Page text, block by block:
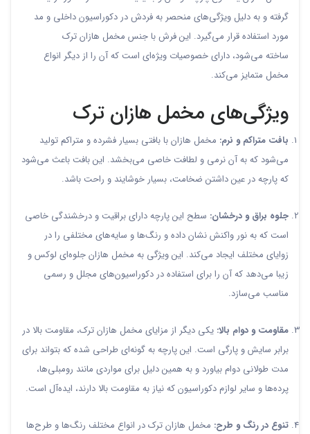
گرفته و به دلیل ویژگی‌های منحصر به فردش در دکوراسیون داخلی و مد
مورد استفاده قرار می‌گیرد. این فرش با جنس مخمل هازان ترک
ساخته می‌شود، دارای خصوصیات ویژه‌ای است که آن را از دیگر انواع
مخمل متمایز می‌کند.
ویژگی‌های مخمل هازان ترک
بافت متراکم و نرم: مخمل هازان با بافتی بسیار فشرده و متراکم تولید
می‌شود که به آن نرمی و لطافت خاصی می‌بخشد. این بافت باعث می‌شود
که پارچه در عین داشتن ضخامت، بسیار خوشایند و راحت باشد.
جلوه براق و درخشان: سطح این پارچه دارای براقیت و درخشندگی خاصی
است که به نور واکنش نشان داده و رنگ‌ها و سایه‌های مختلفی را در
زوایای مختلف ایجاد می‌کند. این ویژگی به مخمل هازان جلوه‌ای لوکس و
زیبا می‌دهد که آن را برای استفاده در دکوراسیون‌های مجلل و رسمی
مناسب می‌سازد.
مقاومت و دوام بالا: یکی دیگر از مزایای مخمل هازان ترک، مقاومت بالا در
برابر سایش و پارگی است. این پارچه به گونه‌ای طراحی شده که بتواند برای
مدت طولانی دوام بیاورد و به همین دلیل برای مواردی مانند رومبلی‌ها،
پرده‌ها و سایر لوازم دکوراسیون که نیاز به مقاومت بالا دارند، ایده‌آل است.
تنوع در رنگ و طرح: مخمل هازان ترک در انواع مختلف رنگ‌ها و طرح‌ها